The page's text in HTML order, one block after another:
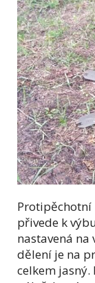
Protipěchotní
přivede k
nastavená
dělení je na
celkem